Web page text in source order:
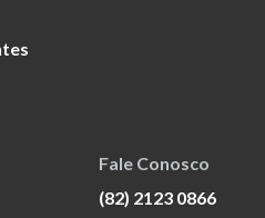
Fale Conosco
(82) 2123 0866